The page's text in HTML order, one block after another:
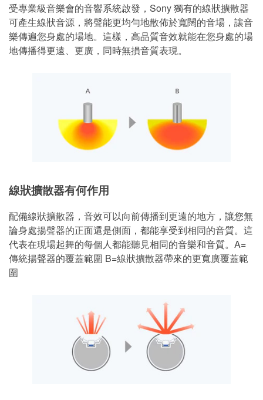
受專業級音樂會的音響系統啟發，Sony 獨有的線狀擴散器
可產生線狀音源，將聲能更均勻地散佈於寬闊的音場，讓音
樂傳遍您身處的場地。這樣，高品質音效就能在您身處的場
地傳播得更遠、更廣，同時無損音質表現。
線狀擴散器有何作用
配備線狀擴散器，音效可以向前傳播到更遠的地方，讓您無
論身處揚聲器的正面還是側面，都能享受到相同的音質。這
代表在現場起舞的每個人都能聽見相同的音樂和音質。A=
傳統揚聲器的覆蓋範圍 B=線狀擴散器帶來的更寬廣覆蓋範
圍